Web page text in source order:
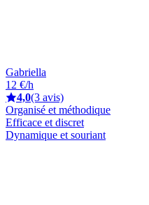
Gabriella
12 €/h
4,0(3 avis)
Organisé et méthodique
Efficace et discret
Dynamique et souriant